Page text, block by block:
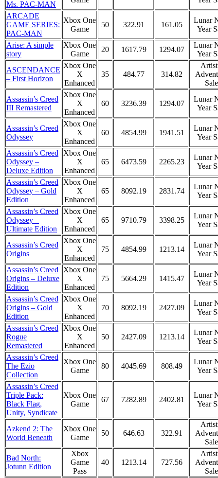
Ms. PAC-MAN
ARCADE
GAME SERIES:
PAC-MAN
Xbox One
Game
50 322.91 161.05
Lunar
Year
Arise: A simple
story
Xbox One
Game
20 1617.79 1294.07
Lunar
Year
ASCENDANCE
– First Horizon
Xbox One
X
Enhanced
35 484.77 314.82
Sale
Assassin’s Creed
III Remastered
Xbox One
X
Enhanced
60 3236.39 1294.07
Lunar
Year
Assassin’s Creed
Odyssey
Xbox One
X
Enhanced
60 4854.99 1941.51
Lunar
Year
Assassin’s Creed
Odyssey –
Deluxe Edition
Xbox One
X
Enhanced
65 6473.59 2265.23
Lunar
Year
Assassin’s Creed
Odyssey – Gold
Edition
Xbox One
X
Enhanced
65 8092.19 2831.74
Lunar
Year
Assassin’s Creed
Odyssey –
Ultimate Edition
Xbox One
X
Enhanced
65 9710.79 3398.25
Lunar
Year
Assassin’s Creed
Origins
Xbox One
X
Enhanced
75 4854.99 1213.14
Lunar
Year
Assassin’s Creed
Origins – Deluxe
Edition
Xbox One
X
Enhanced
75 5664.29 1415.47
Lunar
Year
Assassin’s Creed
Origins – Gold
Edition
Xbox One
X
Enhanced
70 8092.19 2427.09
Lunar
Year
Assassin’s Creed
Rogue
Remastered
Xbox One
X
Enhanced
50 2427.09 1213.14
Lunar
Year
Assassin’s Creed
The Ezio
Collection
Xbox One
Game
80 4045.69 808.49
Lunar
Year
Assassin’s Creed
Triple Pack:
Black Flag,
Unity, Syndicate
Xbox One
Game
67 7282.89 2402.81
Lunar
Year
Azkend 2: The
World Beneath
Xbox One
Game
50 646.63 322.91
Sale
Bad North:
Jotunn Edition
Xbox
Game
Pass
40 1213.14 727.56
Sale